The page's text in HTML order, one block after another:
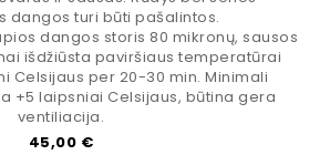
dangos turi būti pašalintos.
dangos storis 80 mikronų, sausos
išdžiūsta paviršiaus temperatūrai
Celsijaus per 20-30 min. Minimali
+5 laipsniai Celsijaus, būtina gera
ventiliacija.
Kaina
45,00 €